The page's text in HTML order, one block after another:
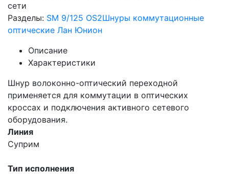
сети
Разделы: SM 9/125 OS2Шнуры коммутационные
оптические Лан Юнион
Описание
Характеристики
Шнур волоконно-оптический переходной
применяется для коммутации в оптических
кроссах и подключения активного сетевого
оборудования.
Линия
Суприм
Тип исполнения